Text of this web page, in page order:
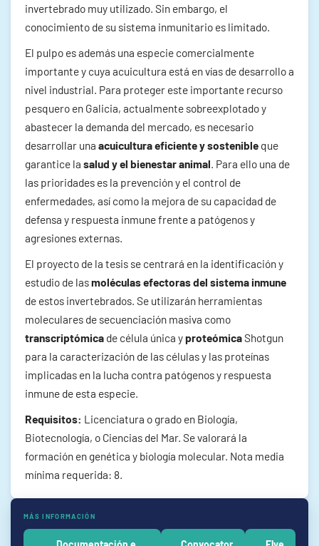
invertebrado muy utilizado. Sin embargo, el
conocimiento de su sistema inmunitario es limitado.
El pulpo es además una especie comercialmente
importante y cuya acuicultura está en vías de desarrollo a
nivel industrial. Para proteger este importante recurso
pesquero en Galicia, actualmente sobreexplotado y
abastecer la demanda del mercado, es necesario
desarrollar una acuicultura eficiente y sostenible que
garantice la salud y el bienestar animal. Para ello una de
las prioridades es la prevención y el control de
enfermedades, así como la mejora de su capacidad de
defensa y respuesta inmune frente a patógenos y
agresiones externas.
El proyecto de la tesis se centrará en la identificación y
estudio de lasmoléculas efectoras del sistema inmune
de estos invertebrados. Se utilizarán herramientas
moleculares de secuenciación masiva como
transcriptómica de célula única yproteómicaShotgun
para la caracterización de las células y las proteínas
implicadas en la lucha contra patógenos y respuesta
inmune de esta especie.
Requisitos: Licenciatura o grado en Biología,
Biotecnología, o Ciencias del Mar. Se valorará la
formación en genética y biología molecular. Nota media
mínima requerida: 8.
MÁS INFORMACIÓN